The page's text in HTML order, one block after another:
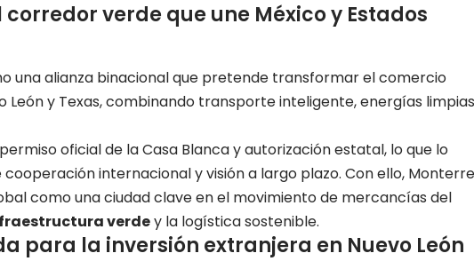
verde que une México y Estados
una alianza binacional que pretende transformar el comercio
y Texas, combinando transporte inteligente, energías
oficial de la Casa Blanca y autorización estatal, lo que lo
internacional y visión a largo plazo. Con ello,
como una ciudad clave en el movimiento de mercancías del
verdey la logística sostenible.
para la inversión extranjera en Nuevo León